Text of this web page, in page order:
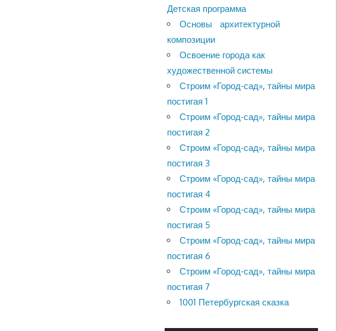
Детская программа
Основы архитектурной
композиции
Освоение города как
художественной системы
Строим «Город-сад», тайны мира
постигая 1
Строим «Город-сад», тайны мира
постигая 2
Строим «Город-сад», тайны мира
постигая 3
Строим «Город-сад», тайны мира
постигая 4
Строим «Город-сад», тайны мира
постигая 5
Строим «Город-сад», тайны мира
постигая 6
Строим «Город-сад», тайны мира
постигая 7
1001 Петербургская сказка